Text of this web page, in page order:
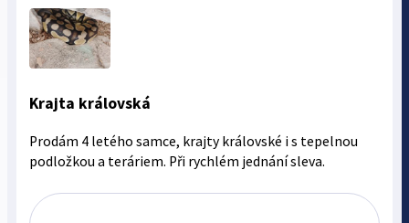
Krajta královská
Prodám 4 letého samce, krajty královské i s tepelnou
podložkou a teráriem. Při rychlém jednání sleva.